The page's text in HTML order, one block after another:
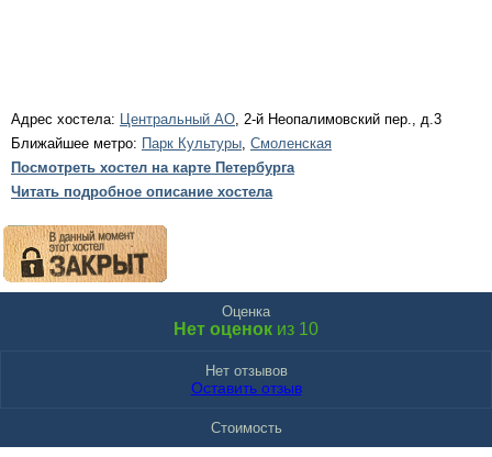
Адрес хостела: Центральный АО, 2-й Неопалимовский пер., д.3
Ближайшее метро: Парк Культуры, Смоленская
Посмотреть хостел на карте Петербурга
Читать подробное описание хостела
Оценка
Нет оценок из 10
Нет отзывов
Оставить отзыв
Стоимость